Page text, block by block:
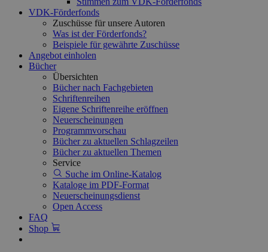
VDK-Förderfonds
Zuschüsse für unsere Autoren
Was ist der Förderfonds?
Beispiele für gewährte Zuschüsse
Angebot einholen
Bücher
Übersichten
Bücher nach Fachgebieten
Schriftenreihen
Eigene Schriftenreihe eröffnen
Neuerscheinungen
Programmvorschau
Bücher zu aktuellen Schlagzeilen
Bücher zu aktuellen Themen
Service
Suche im Online-Katalog
Kataloge im PDF-Format
Neuerscheinungsdienst
Open Access
FAQ
Shop